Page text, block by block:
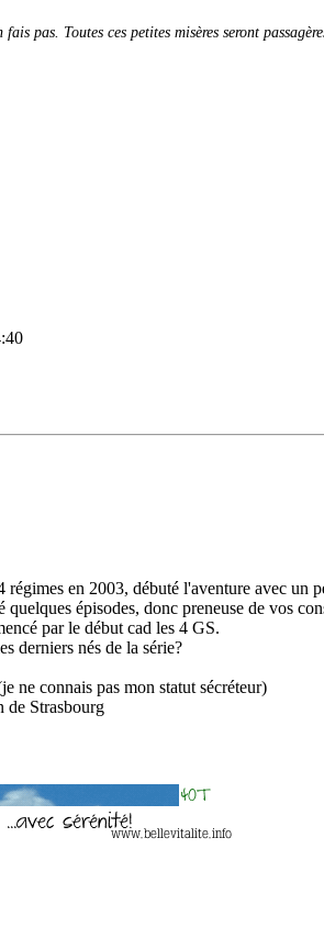
pas. Toutes ces petites misères seront
régimes en 2003, débuté l'aventure avec
épisodes, donc preneuse de vos
par le début cad les 4 GS.
derniers nés de la série?
ne connais pas mon statut sécréteur)
de Strasbourg